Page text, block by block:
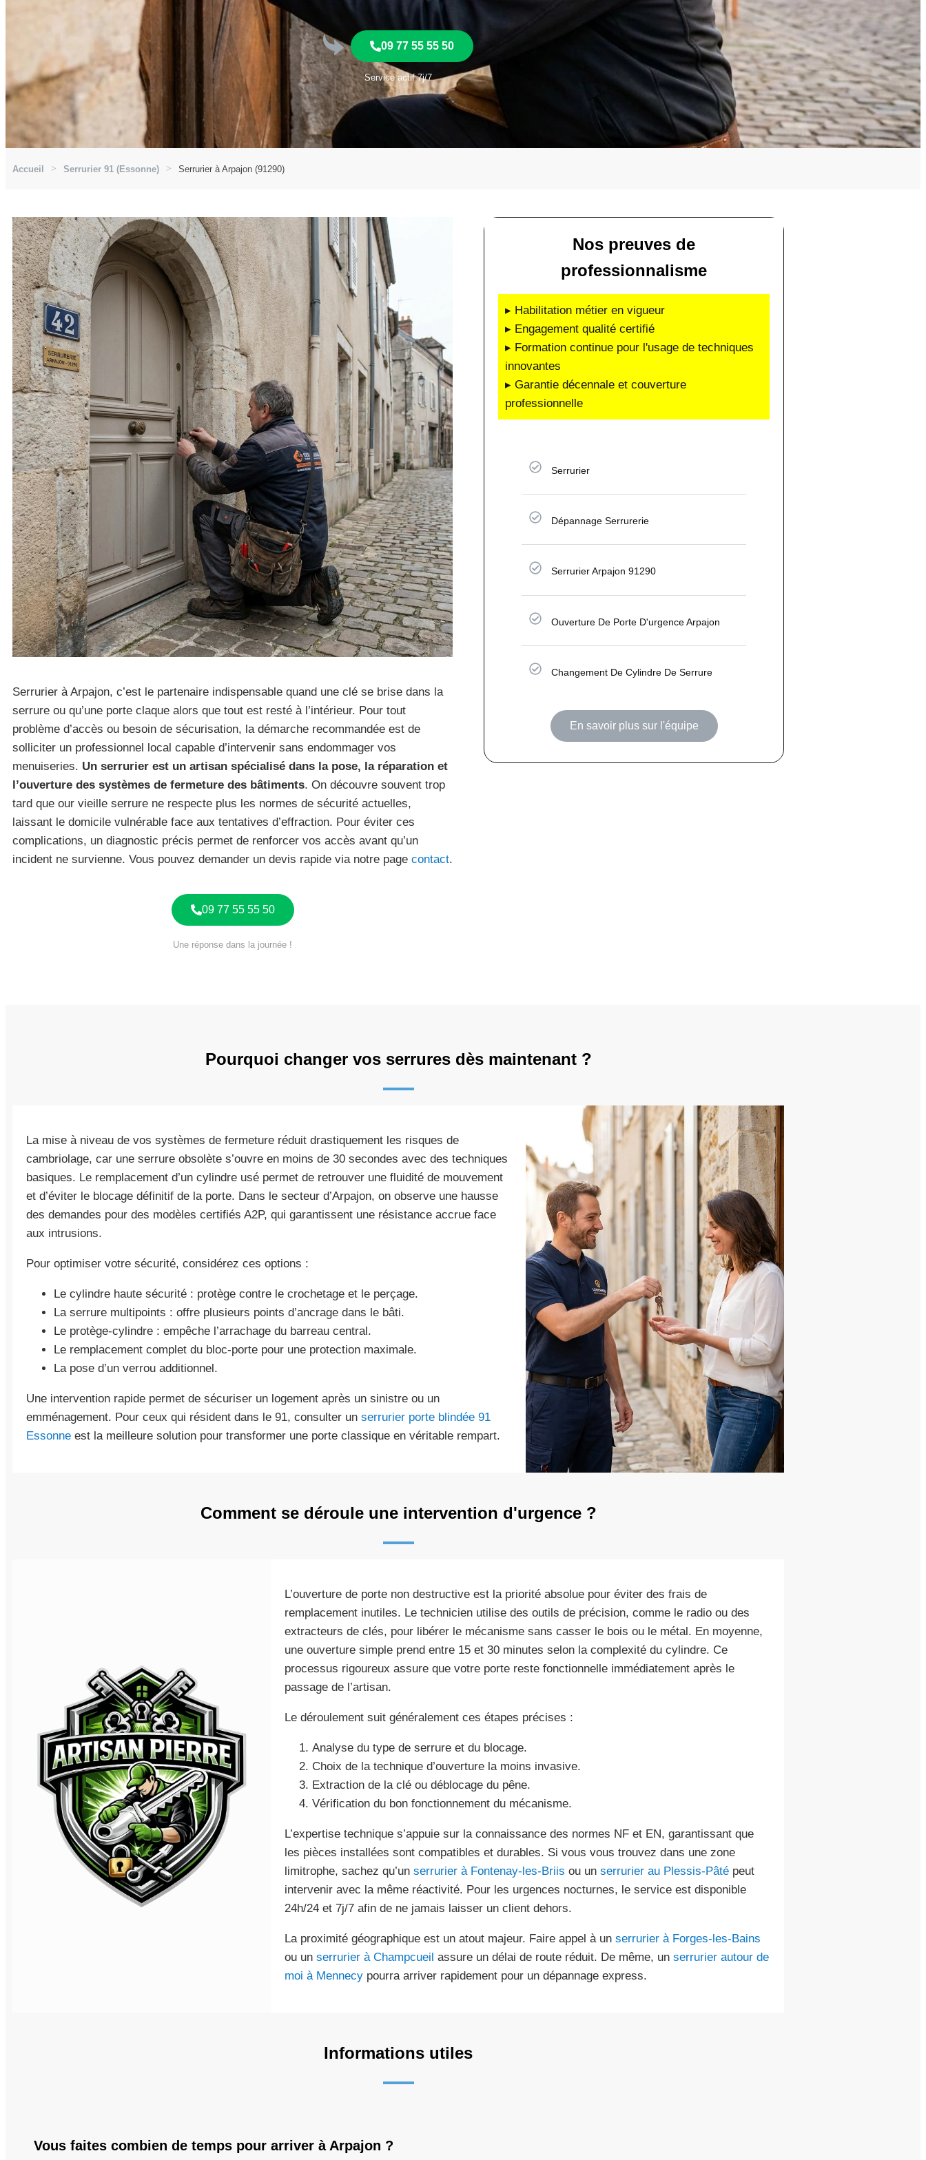
09 77 55 55 50
Service actif 7j/7
Accueil Serrurier 91 (Essonne) Serrurier à Arpajon (91290)
Serrurier à Arpajon, c’est le partenaire indispensable quand une clé se brise dans la
serrure ou qu’une porte claque alors que tout est resté à l’intérieur. Pour tout
problème d’accès ou besoin de sécurisation, la démarche recommandée est de
solliciter un professionnel local capable d’intervenir sans endommager vos
menuiseries. Un serrurier est un artisan spécialisé dans la pose, la réparation et
l’ouverture des systèmes de fermeture des bâtiments. On découvre souvent trop
tard que our vieille serrure ne respecte plus les normes de sécurité actuelles,
laissant le domicile vulnérable face aux tentatives d’effraction. Pour éviter ces
complications, un diagnostic précis permet de renforcer vos accès avant qu’un
incident ne survienne. Vous pouvez demander un devis rapide via notre page contact.
09 77 55 55 50
Une réponse dans la journée !
Nos preuves de
professionnalisme
▸ Habilitation métier en vigueur
▸ Engagement qualité certifié
▸ Formation continue pour l'usage de techniques
innovantes
▸ Garantie décennale et couverture
professionnelle
Serrurier
Dépannage Serrurerie
Serrurier Arpajon 91290
Ouverture De Porte D'urgence Arpajon
Changement De Cylindre De Serrure
En savoir plus sur l'équipe
Pourquoi changer vos serrures dès maintenant ?
La mise à niveau de vos systèmes de fermeture réduit drastiquement les risques de
cambriolage, car une serrure obsolète s’ouvre en moins de 30 secondes avec des techniques
basiques. Le remplacement d’un cylindre usé permet de retrouver une fluidité de mouvement
et d’éviter le blocage définitif de la porte. Dans le secteur d’Arpajon, on observe une hausse
des demandes pour des modèles certifiés A2P, qui garantissent une résistance accrue face
aux intrusions.
Pour optimiser votre sécurité, considérez ces options :
Le cylindre haute sécurité : protège contre le crochetage et le perçage.
La serrure multipoints : offre plusieurs points d’ancrage dans le bâti.
Le protège-cylindre : empêche l’arrachage du barreau central.
Le remplacement complet du bloc-porte pour une protection maximale.
La pose d’un verrou additionnel.
Une intervention rapide permet de sécuriser un logement après un sinistre ou un
emménagement. Pour ceux qui résident dans le 91, consulter un serrurier porte blindée 91
Essonne est la meilleure solution pour transformer une porte classique en véritable rempart.
Comment se déroule une intervention d'urgence ?
L’ouverture de porte non destructive est la priorité absolue pour éviter des frais de
remplacement inutiles. Le technicien utilise des outils de précision, comme le radio ou des
extracteurs de clés, pour libérer le mécanisme sans casser le bois ou le métal. En moyenne,
une ouverture simple prend entre 15 et 30 minutes selon la complexité du cylindre. Ce
processus rigoureux assure que votre porte reste fonctionnelle immédiatement après le
passage de l’artisan.
Le déroulement suit généralement ces étapes précises :
Analyse du type de serrure et du blocage.
Choix de la technique d’ouverture la moins invasive.
Extraction de la clé ou déblocage du pêne.
Vérification du bon fonctionnement du mécanisme.
L’expertise technique s’appuie sur la connaissance des normes NF et EN, garantissant que
les pièces installées sont compatibles et durables. Si vous vous trouvez dans une zone
limitrophe, sachez qu’un serrurier à Fontenay-les-Briis ou un serrurier au Plessis-Pâtépeut
intervenir avec la même réactivité. Pour les urgences nocturnes, le service est disponible
24h/24 et 7j/7 afin de ne jamais laisser un client dehors.
La proximité géographique est un atout majeur. Faire appel à un serrurier à Forges-les-Bains
ou un serrurier à Champcueil assure un délai de route réduit. De même, un serrurier autour de
moi à Mennecypourra arriver rapidement pour un dépannage express.
Informations utiles
Vous faites combien de temps pour arriver à Arpajon ?